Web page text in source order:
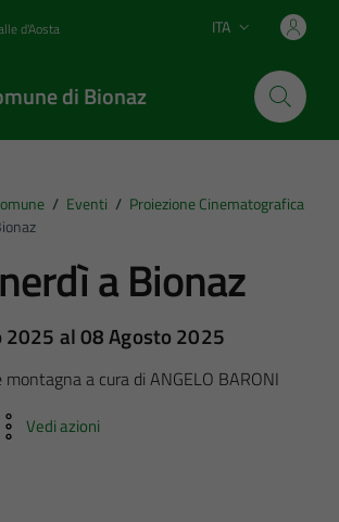
d'Aosta Lingua attiva:
ITA
di Bionaz
/ Eventi / Proiezione Cinematografica
a Bionaz
2025 al 08 Agosto 2025
a cura di ANGELO BARONI
Vedi azioni